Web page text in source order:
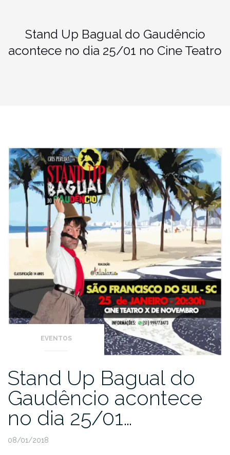
Stand Up Bagual do Gaudêncio
acontece no dia 25/01 no Cine Teatro
EVENTOS
Stand Up Bagual do
Gaudêncio acontece
no dia 25/01…
08/01/2018